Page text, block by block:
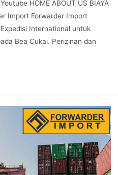
HOME ABOUT US BIAYA
Import Forwarder Import
International untuk
Bea Cukai. Perizinan dan